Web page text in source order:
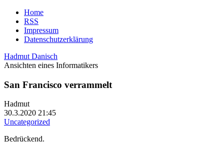
Home
RSS
Impressum
Datenschutzerklärung
Hadmut Danisch
Ansichten eines Informatikers
San Francisco verrammelt
Hadmut
30.3.2020 21:45
Uncategorized
Bedrückend.